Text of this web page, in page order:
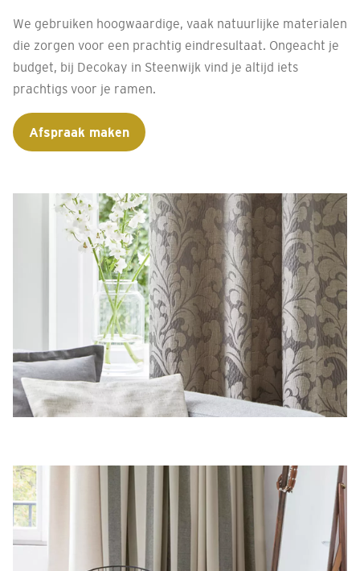
We gebruiken hoogwaardige, vaak natuurlijke materialen
die zorgen voor een prachtig eindresultaat. Ongeacht je
budget, bij Decokay in Steenwijk vind je altijd iets
prachtigs voor je ramen.
Afspraak maken